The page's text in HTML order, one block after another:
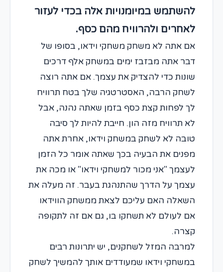
להשתמש במיומנויות אלה בכדי לעזור
לאחרים ולהרוויח מהם כסף.
אם אתה לא משחק משחקי וידאו, בסופו של
דבר אתה מבזבז ימים במשחק אלף דרכים
שונות כדי להצדיק את עצמך. אם אתה רוצה
לשחק הרבה, האסטרטגיה שלך בטח תרוויח
לך לפחות קצת כסף בזמן שאתה נהנה, אבל
לא תרוויח מזה הון. חייבת להיות לך סיבה
טובה לא לשחק במשחק וידאו, אחרת אתה
מפנים את הבעיה בכך שאתה אומר כל הזמן
לעצמך "אני מכור למשחקי וידאו" או מכה את
עצמך על הדרך שהתנהגת בעבר. זה מעלה את
השאלה האם עליכם לצאת ממשחק הווידאו
אם לעולם לא תשחקו בו, גם אם זה לתקופה
קצרה.
למרבה המזל לשחקנים, יש יתרונות רבים
במשחקי וידאו שמעודדים אותך להמשיך לשחק